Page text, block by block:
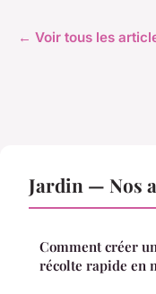
← Voir tous les
Jardin — Nos
Comment créer
récolte rapide en